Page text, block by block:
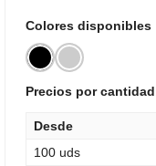
Colores disponibles
Precios por cantidad
Desde
100 uds